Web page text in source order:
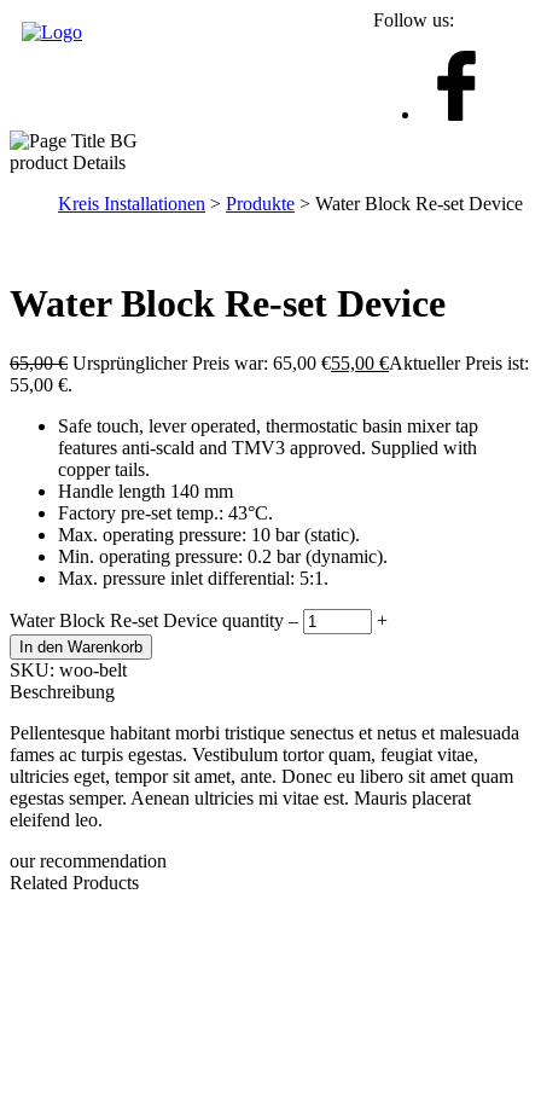
Follow us:
product Details
Kreis Installationen > Produkte > Water Block Re-set Device
Water Block Re-set Device
65,00€ Ursprünglicher Preis war: 65,00 €55,00 €Aktueller Preis ist:
55,00 €.
Safe touch, lever operated, thermostatic basin mixer tap
features anti-scald and TMV3 approved. Supplied with
copper tails.
Handle length 140 mm
Factory pre-set temp.: 43°C.
Max. operating pressure: 10 bar (static).
Min. operating pressure: 0.2 bar (dynamic).
Max. pressure inlet differential: 5:1.
Water Block Re-set Device quantity – +
In den Warenkorb
SKU: woo-belt
Beschreibung
Pellentesque habitant morbi tristique senectus et netus et malesuada
fames ac turpis egestas. Vestibulum tortor quam, feugiat vitae,
ultricies eget, tempor sit amet, ante. Donec eu libero sit amet quam
egestas semper. Aenean ultricies mi vitae est. Mauris placerat
eleifend leo.
our recommendation
Related Products